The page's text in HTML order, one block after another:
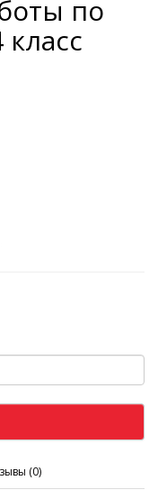
по
(0)